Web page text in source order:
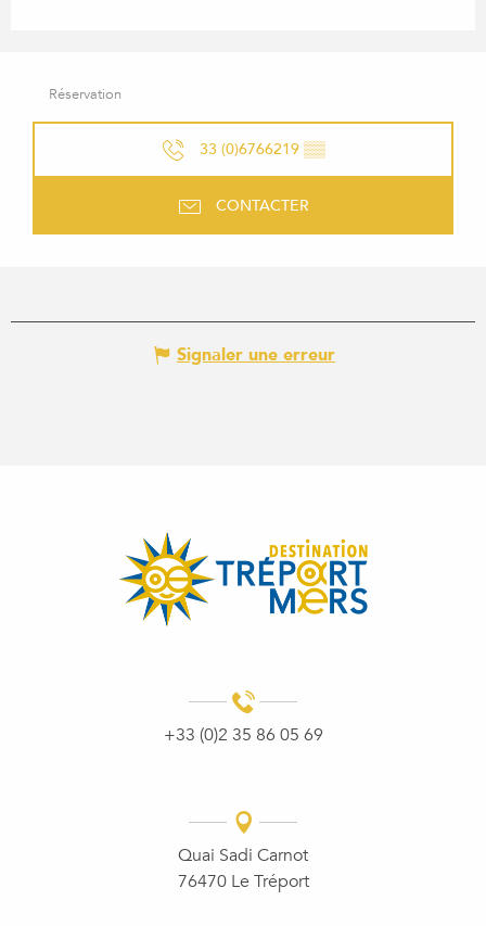
Réservation
33 (0)6766219 ▒▒
CONTACTER
Signaler une erreur
+33 (0)2 35 86 05 69
Quai Sadi Carnot
76470 Le Tréport